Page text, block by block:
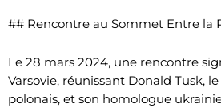
## Rencontre au Sommet Entre la
Le 28 mars 2024, une rencontre
Varsovie, réunissant Donald Tusk,
polonais, et son homologue